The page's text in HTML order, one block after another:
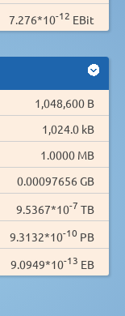
7.276*10-12 EBit
1,048,600 B
1,024.0 kB
1.0000 MB
0.00097656 GB
9.5367*10-7 TB
9.3132*10-10 PB
9.0949*10-13 EB